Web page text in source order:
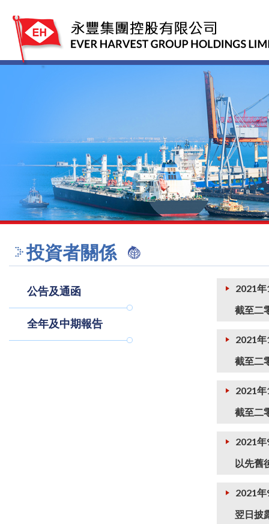
投資者關係
公告及通函
全年及中期報告
2021
截至二
2021
截至二
2021
截至二
2021
以先舊
2021
翌日披